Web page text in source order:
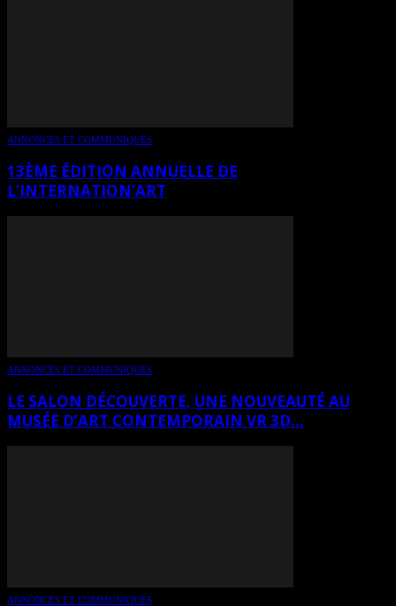
ANNONCES ET COMMUNIQUÉS
13ÈME ÉDITION ANNUELLE DE
L’INTERNATION’ART
ANNONCES ET COMMUNIQUÉS
LE SALON DÉCOUVERTE, UNE NOUVEAUTÉ AU
MUSÉE D’ART CONTEMPORAIN VR 3D...
ANNONCES ET COMMUNIQUÉS